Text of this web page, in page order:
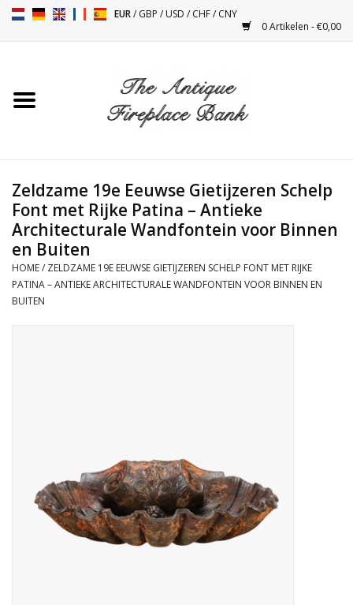
EUR/GBP /USD /CHF/CNY
0 Artikelen - €0,00
Toebehoren
Kacheltjes
Tafels
Outlet
Zeldzame 19e Eeuwse Gietijzeren Schelp
Font met Rijke Patina – Antieke
Architecturale Wandfontein voor Binnen
en Buiten
HOME/ ZELDZAME 19E EEUWSE GIETIJZEREN SCHELP FONT MET RIJKE
PATINA – ANTIEKE ARCHITECTURALE WANDFONTEIN VOOR BINNEN EN
BUITEN